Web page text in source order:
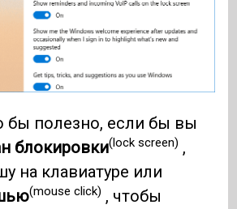
бы полезно, если бы вы
блокировки(lock screen) ,
на клавиатуре или
(mouse click) , чтобы